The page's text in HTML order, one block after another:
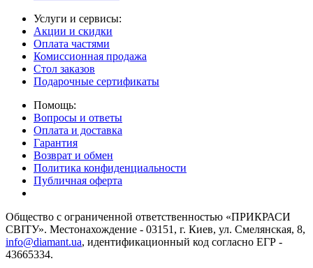
Услуги и сервисы:
Акции и скидки
Оплата частями
Комиссионная продажа
Стол заказов
Подарочные сертификаты
Помощь:
Вопросы и ответы
Оплата и доставка
Гарантия
Возврат и обмен
Политика конфиденциальности
Публичная оферта
Общество с ограниченной ответственностью «ПРИКРАСИ
СВІТУ». Местонахождение - 03151, г. Киев, ул. Смелянская, 8,
info@diamant.ua, идентификационный код согласно ЕГР -
43665334.